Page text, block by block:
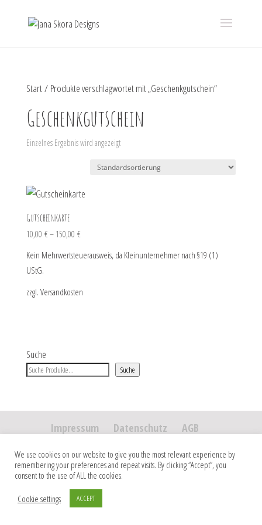
Start/ Produkte verschlagwortet mit „Geschenkgutschein“
Geschenkgutschein
Einzelnes Ergebnis wird angezeigt
Gutscheinkarte
10,00 € – 150,00 €
Kein Mehrwertsteuerausweis, da Kleinunternehmer nach §19 (1)
UStG.
zzgl. Versandkosten
Suche
Suche
Impressum Datenschutz AGB
Copyright 2026 Jana Skora DESIGNS. Alle Rechte vorbehalten.
We use cookies on our website to give you the most relevant experience by
remembering your preferences and repeat visits. By clicking “Accept”, you
consent to the use of ALL the cookies.
Cookie settings
ACCEPT